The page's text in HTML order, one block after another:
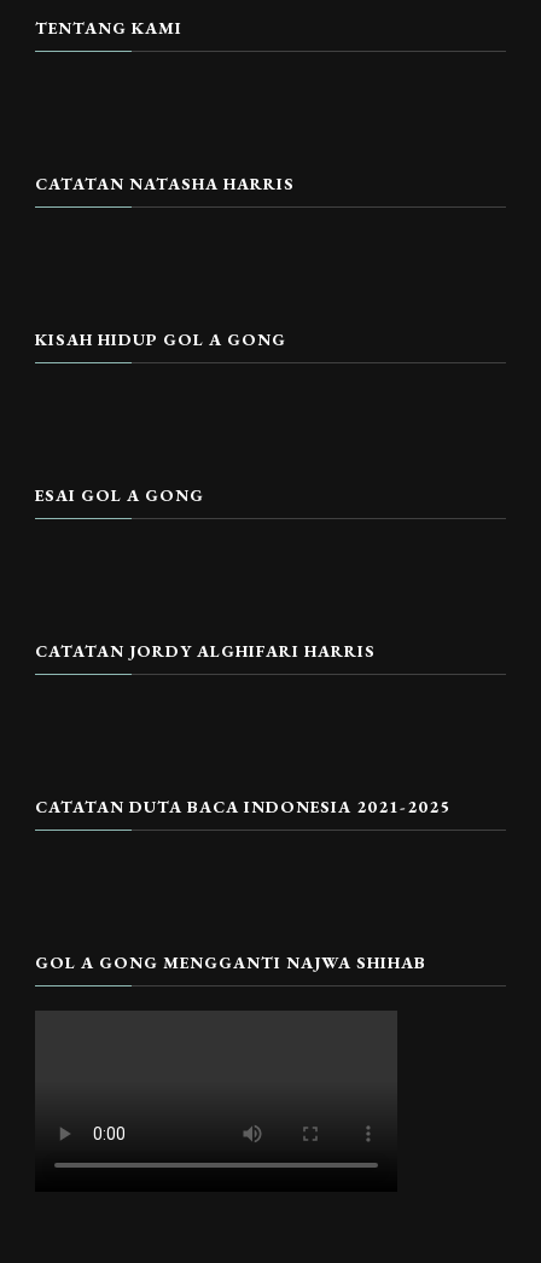
TENTANG KAMI
CATATAN NATASHA HARRIS
KISAH HIDUP GOL A GONG
ESAI GOL A GONG
CATATAN JORDY ALGHIFARI HARRIS
CATATAN DUTA BACA INDONESIA 2021-2025
GOL A GONG MENGGANTI NAJWA SHIHAB